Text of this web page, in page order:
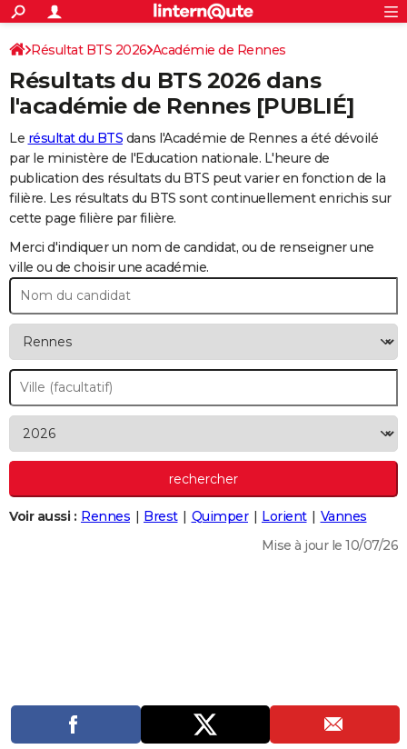
ACTUALITÉS
Politique
Société
Faits Divers
Education
Monde
Villes
+
SPORT
Coupe du monde 2026
Football
Tennis
Cyclisme
Rugby
Forum
CULTURE
FINANCE
Retraite
Impôts
Epargne
Immobilier
Risques naturels par ville
Banque
Assurance
Crédit
Essais
Réserver un essai
Citadines
Berlines
SUV
Forum auto
+
HIGH-TECH
Mobiles
Meilleur smartphone
Internet
Ordinateurs
Jeux vidéo
Guide high-tech
+
BRICOLAGE
Forum
Aménagement intérieur
Extérieur
Cuisine
Salle de bains
Jardinage
Rangement
+WEEK-END
Guides de France
Escapades
Patrimoine
Expositions
Musées
Week-end nature
+
LIFESTYLE
Art de vivre
Bien-être
Loisirs
Mode
Modes de vie
Alimentation
Guide de la santé
Maladies
Médicaments
Sommeil
VOYAGE
Destinations
City break
Voyage nature
Voyage de noces
Forum
Climat
PHOTO
S'inscrire
Connexion
Résultat BTS 2026 Académie de Rennes
Résultats du BTS 2026 dans
l'académie de Rennes [PUBLIÉ]
Le résultat du BTS dans l'Académie de Rennes a été dévoilé
par le ministère de l'Education nationale. L'heure de
publication des résultats du BTS peut varier en fonction de la
filière. Les résultats du BTS sont continuellement enrichis sur
cette page filière par filière.
Merci d'indiquer un nom de candidat, ou de renseigner une
ville ou de choisir une académie.
Voir aussi : Rennes Brest Quimper Lorient
Vannes
Mise à jour le 10/07/26